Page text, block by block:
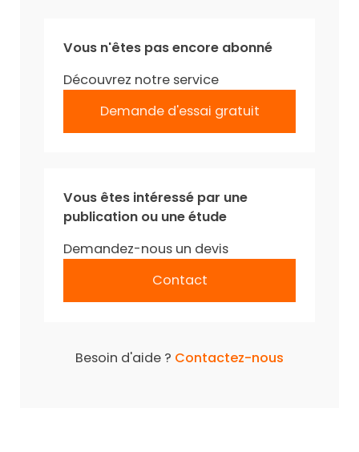
Vous n'êtes pas encore abonné
Découvrez notre service
Demande d'essai gratuit
Vous êtes intéressé par une
publication ou une étude
Demandez-nous un devis
Contact
Besoin d'aide ? Contactez-nous